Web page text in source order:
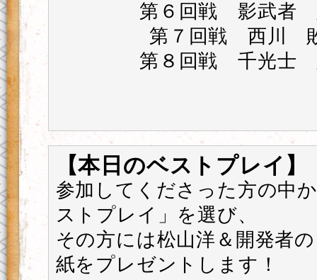
第６回戦 影武者
第７回戦 西川
第８回戦 千光士
【本日のベストプレイ】
参加してくださった方の中
ストプレイ」を選び、
その方には松山洋＆開発者
紙をプレゼントします！